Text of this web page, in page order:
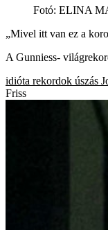
Fotó: ELINA
„Mivel itt van ez a
A Gunniess-
idióta rekordok úszás
Friss